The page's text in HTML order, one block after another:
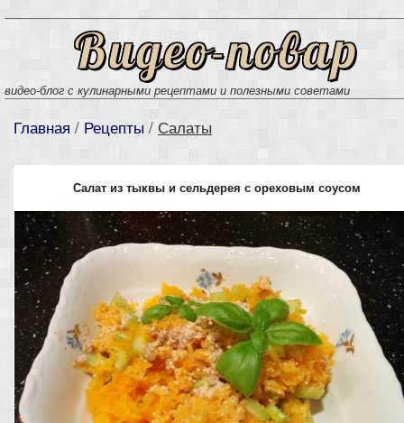
Видео-повар
видео-блог с кулинарными рецептами и полезными советами
Главная / Рецепты / Салаты
Салат из тыквы и сельдерея с ореховым соусом